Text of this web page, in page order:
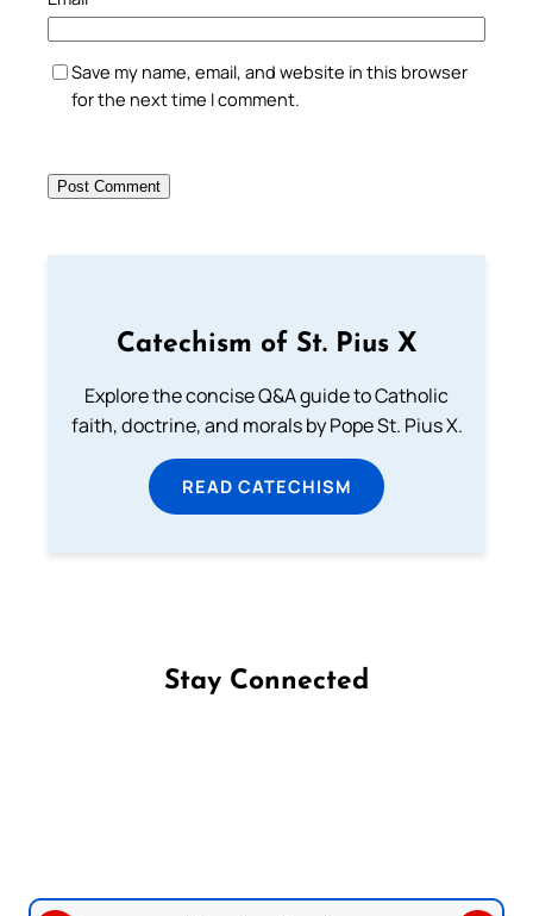
Save my name, email, and website in this browser
for the next time I comment.
Catechism of St. Pius X
Explore the concise Q&A guide to Catholic
faith, doctrine, and morals by Pope St. Pius X.
READ CATECHISM
Stay Connected